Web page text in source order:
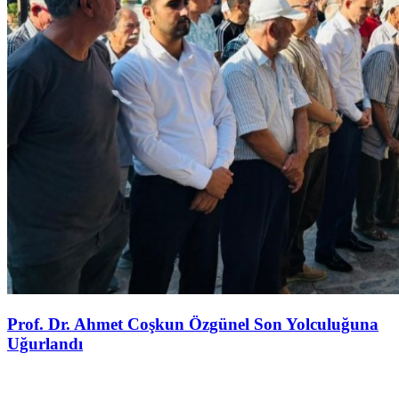
Prof. Dr. Ahmet Coşkun Özgünel Son Yolculuğuna
Uğurlandı